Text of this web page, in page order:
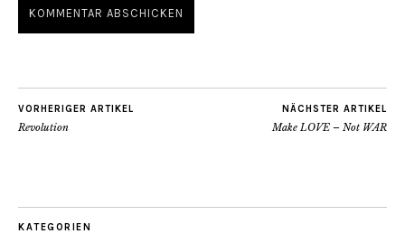
VORHERIGER ARTIKEL
Revolution
NÄCHSTER ARTIKEL
Make LOVE – Not WAR
KATEGORIEN